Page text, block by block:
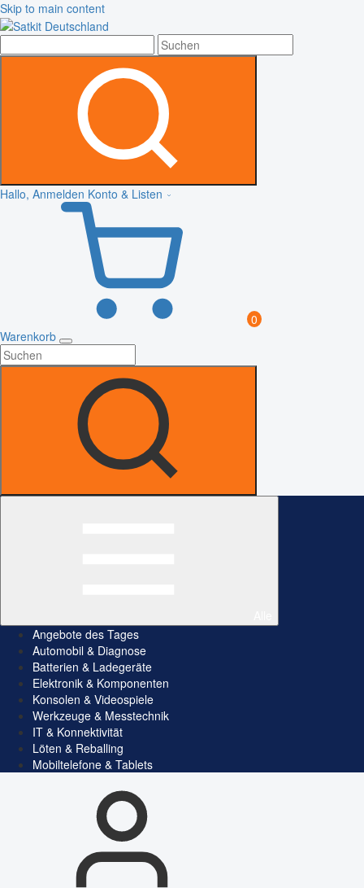
Skip to main content
Hallo, Anmelden Konto & Listen
0
Warenkorb
Angebote des Tages
Automobil & Diagnose
Batterien & Ladegeräte
Elektronik & Komponenten
Konsolen & Videospiele
Werkzeuge & Messtechnik
IT & Konnektivität
Löten & Reballing
Mobiltelefone & Tablets